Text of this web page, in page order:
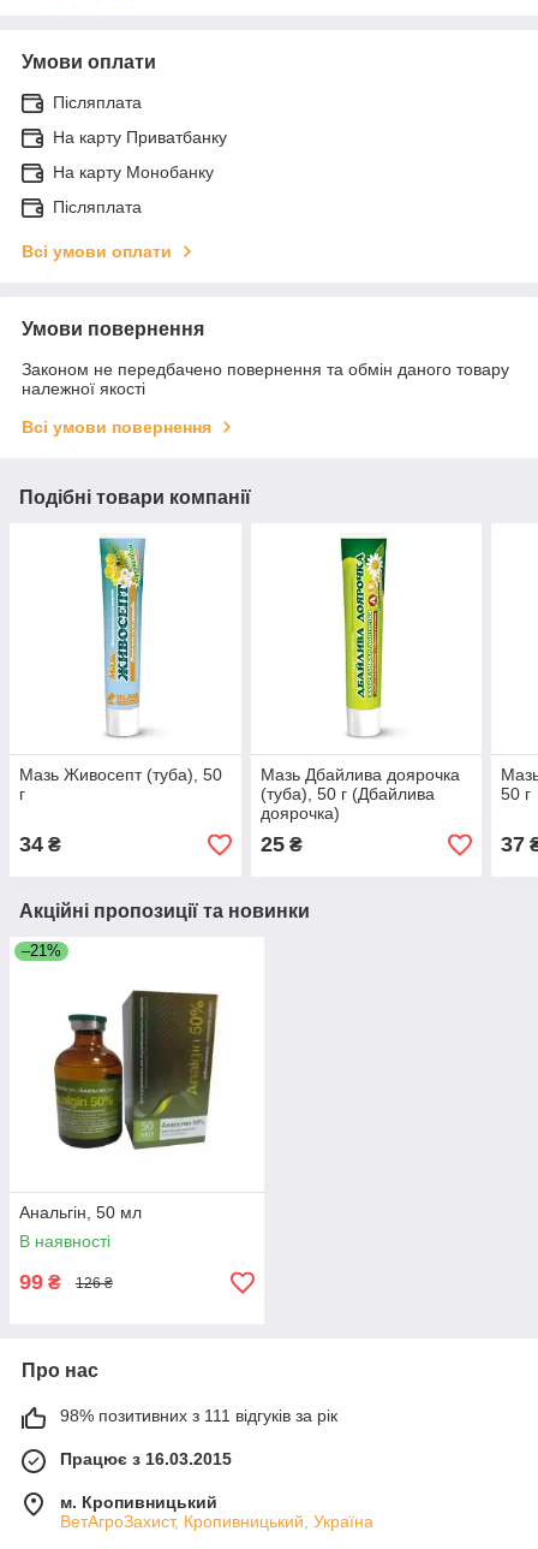
Умови оплати
Післяплата
На карту Приватбанку
На карту Монобанку
Післяплата
Всі умови оплати
Умови повернення
Законом не передбачено повернення та обмін даного товару
належної якості
Всі умови повернення
Подібні товари компанії
Мазь Живосепт (туба), 50
г
34 ₴
Мазь Дбайлива доярочка
(туба), 50 г (Дбайлива
доярочка)
25₴
50 г
37
Акційні пропозиції та новинки
–21%
Анальгін, 50 мл
В наявності
99 ₴ 126 ₴
Про нас
98% позитивних з 111 відгуків за рік
Працює з 16.03.2015
м. Кропивницький
ВетАгроЗахист, Кропивницький, Україна